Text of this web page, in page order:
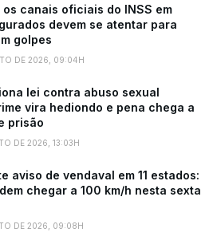
os canais oficiais do INSS em
devem se atentar para
golpes
DE 2026, 09:04H
lei contra abuso sexual
vira hediondo e pena chega a
prisão
DE 2026, 13:03H
aviso de vendaval em 11 estados:
chegar a 100 km/h nesta sexta
DE 2026, 09:08H